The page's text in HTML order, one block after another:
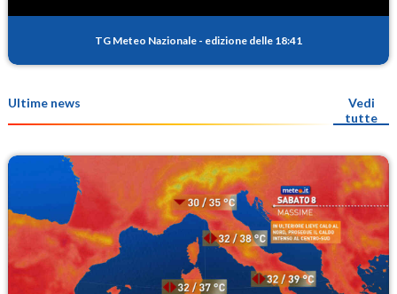
TG Meteo Nazionale - edizione delle 18:41
Ultime news
Vedi
tutte